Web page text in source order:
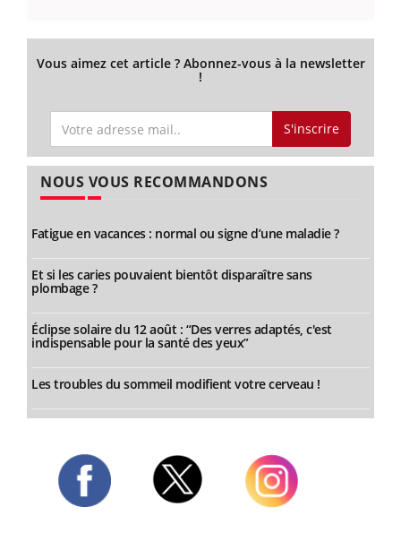
Vous aimez cet article ? Abonnez-vous à la newsletter
!
S'inscrire
NOUS VOUS RECOMMANDONS
Fatigue en vacances : normal ou signe d’une maladie ?
Et si les caries pouvaient bientôt disparaître sans
plombage ?
Éclipse solaire du 12 août : “Des verres adaptés, c'est
indispensable pour la santé des yeux”
Les troubles du sommeil modifient votre cerveau !